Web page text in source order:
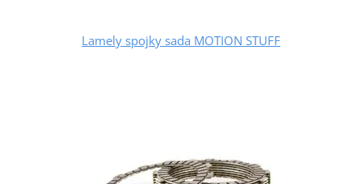
Lamely spojky sada MOTION STUFF